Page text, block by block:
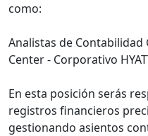
como:
Analistas de Contabilidad
Center - Corporativo
En esta posición serás
registros financieros
gestionando asientos